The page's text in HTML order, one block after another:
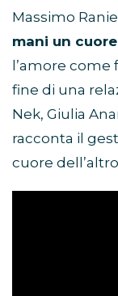
Massimo
mani un cuore
l’amore
fine di una
Nek, Giulia
racconta il
cuore